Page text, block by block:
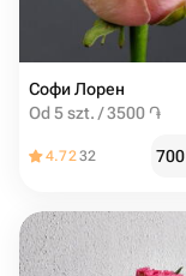
Софи Лорен
Od 5 szt. / 3500 ֏
4.7232 700